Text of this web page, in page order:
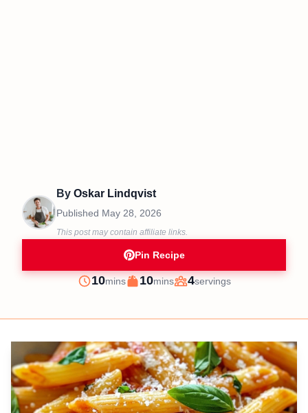
By Oskar Lindqvist
Published May 28, 2026
This post may contain affiliate links.
Pin Recipe
Prep
10minutes
mins
Cook
10minutes
mins
Servings
4servings